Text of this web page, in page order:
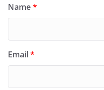
Name*
Email*